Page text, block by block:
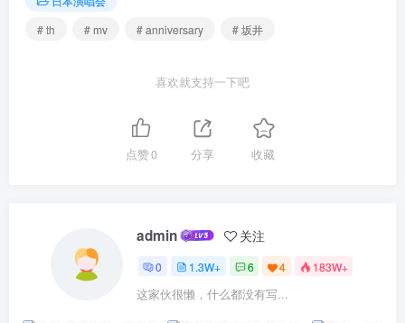
# th
# mv # anniversary # 坂井
喜欢就支持一下吧
点赞0 分享 收藏
admin 关注
0 1.3W+ 6 4 183W+
这家伙很懒，什么都没有写...